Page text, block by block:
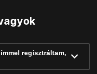
regisztráltam,